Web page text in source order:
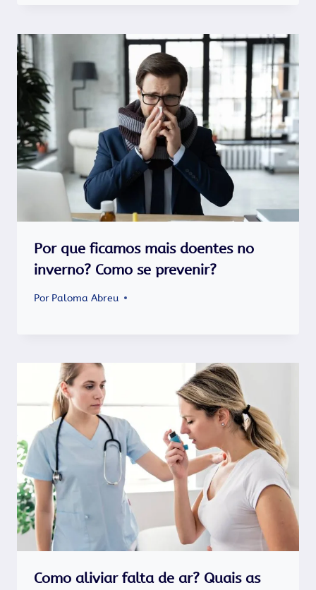
Por que ficamos mais doentes no
inverno? Como se prevenir?
Por Paloma Abreu
Como aliviar falta de ar? Quais as